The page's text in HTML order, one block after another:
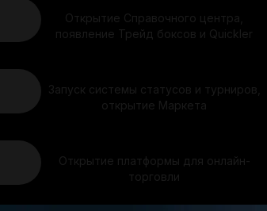
Открытие Справочного центра,
появление Трейд боксов и Quickler
Запуск системы статусов и турниров,
открытие Маркета
Открытие платформы для онлайн-
торговли